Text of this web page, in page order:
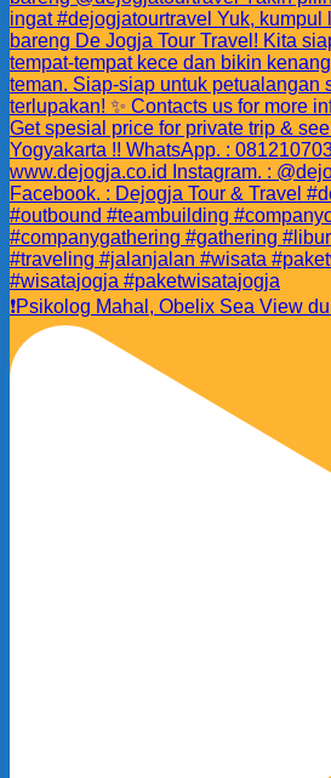
❗️Psikolog Mahal, Obelix Sea View